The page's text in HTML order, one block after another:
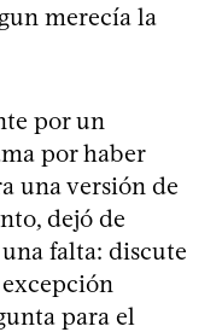
merecía la
por un
por haber
una versión de
dejó de
falta: discute
para el